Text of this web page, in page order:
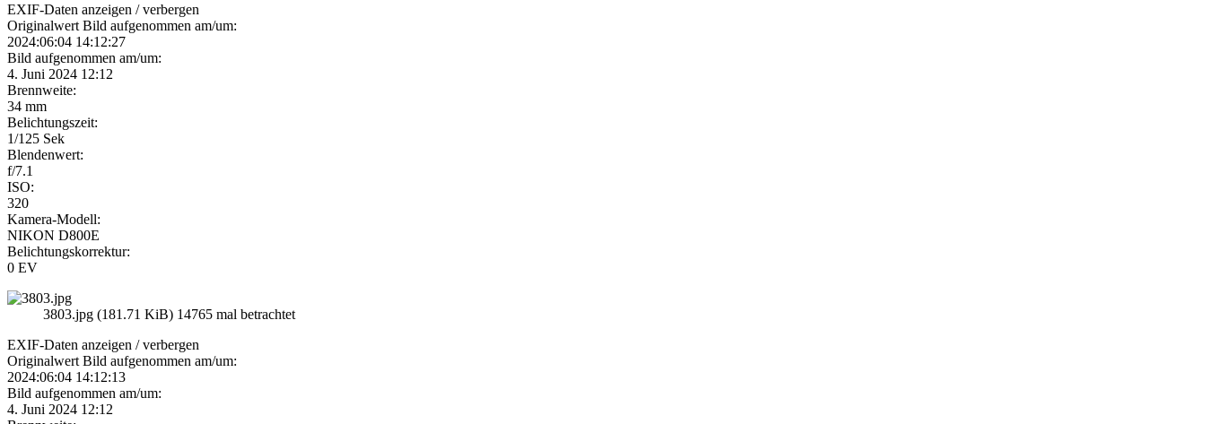
EXIF-Daten anzeigen / verbergen
Originalwert Bild aufgenommen am/um:
2024:06:04 14:12:27
Bild aufgenommen am/um:
4. Juni 2024 12:12
Brennweite:
34 mm
Belichtungszeit:
1/125 Sek
Blendenwert:
f/7.1
ISO:
320
Kamera-Modell:
NIKON D800E
Belichtungskorrektur:
0 EV
3803.jpg (181.71 KiB) 14765 mal betrachtet
EXIF-Daten anzeigen / verbergen
Originalwert Bild aufgenommen am/um:
2024:06:04 14:12:13
Bild aufgenommen am/um:
4. Juni 2024 12:12